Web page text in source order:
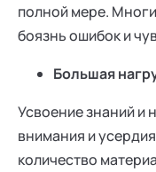
полной мере.
боязнь ошибок и
Большая
Усвоение знаний и
внимания и
количество